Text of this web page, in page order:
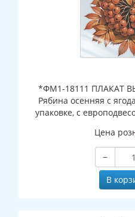
*ФМ1-18111 ПЛАКАТ
Рябина осенняя с
упаковке, с
Цена
−
В